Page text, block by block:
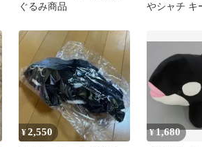
ぐるみ商品
やシャチ キ
¥2,550 ¥1,680